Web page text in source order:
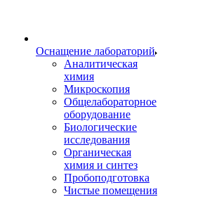
Оснащение лабораторий
Аналитическая
химия
Микроскопия
Общелабораторное
оборудование
Биологические
исследования
Органическая
химия и синтез
Пробоподготовка
Чистые помещения